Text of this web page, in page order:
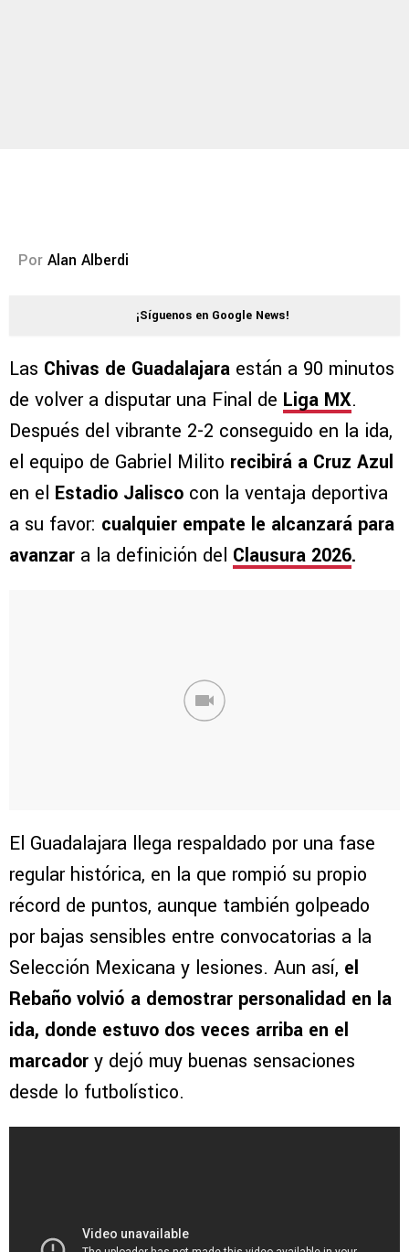
Por Alan Alberdi
¡Síguenos en Google News!
Las Chivas de Guadalajara están a 90 minutos
de volver a disputar una Final de Liga MX.
Después del vibrante 2-2 conseguido en la ida,
el equipo de Gabriel Milito recibirá a Cruz Azul
en el Estadio Jalisco con la ventaja deportiva
a su favor: cualquier empate le alcanzará para
avanzar a la definición del Clausura 2026.
El Guadalajara llega respaldado por una fase
regular histórica, en la que rompió su propio
récord de puntos, aunque también golpeado
por bajas sensibles entre convocatorias a la
Selección Mexicana y lesiones. Aun así, el
Rebaño volvió a demostrar personalidad en la
ida, donde estuvo dos veces arriba en el
marcador y dejó muy buenas sensaciones
desde lo futbolístico.